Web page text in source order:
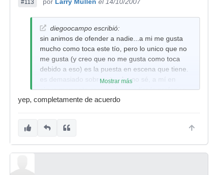
#113
diegoocampo escribió:
sin animos de ofender a nadie...a mi me gusta
mucho como toca este tío, pero lo unico que no
me gusta (y creo que no me gusta como toca
debido a eso) es la puesta en escena que tiene.
es demasiado sobreactuado, no sé, a mí en
algun momento casi me hace odiar la profesion ,
jajaja, no es para tanto....pero yo creo que un
eso... y eso de girar los
Mostrar más
yep, completamente de acuerdo